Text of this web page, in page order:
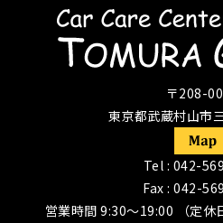
〒208-
東京都武蔵村山市
Tel : 042-
Fax : 042-
営業時間 9:30〜19:00 （定休